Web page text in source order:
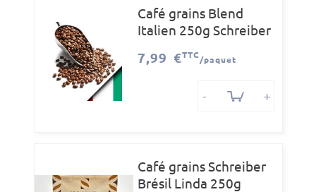
Café grains Blend
Italien 250g Schreiber
7,99 €TTC
/paquet
- +
Café grains Schreiber
Brésil Linda 250g